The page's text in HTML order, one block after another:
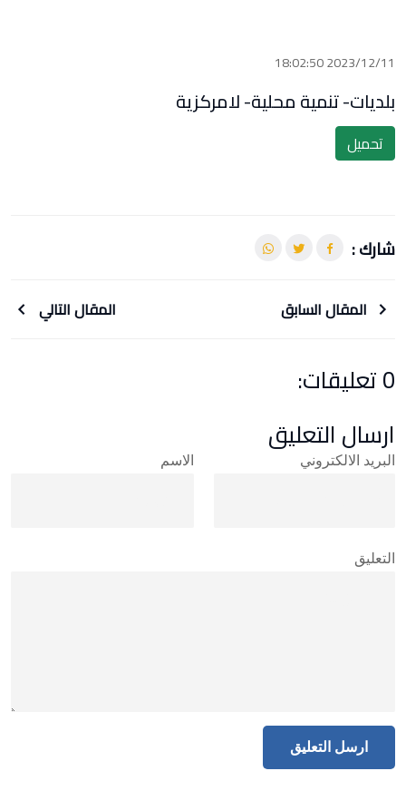
2023/12/11 18:02:50
بلديات- تنمية محلية- لامركزية
تحميل
شارك :
المقال السابق المقال التالي
0 تعليقات:
ارسال التعليق
الاسم البريد الالكتروني
التعليق